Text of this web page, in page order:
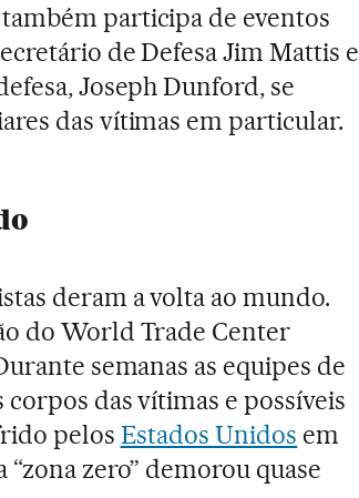
participa de eventos
de Defesa Jim Mattis e
Joseph Dunford, se
das vítimas em particular.
deram a volta ao mundo.
do World Trade Center
semanas as equipes de
das vítimas e possíveis
pelos Estados Unidos em
zero” demorou quase